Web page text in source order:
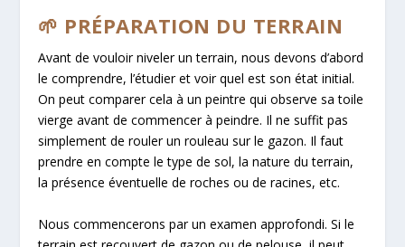
🌱 PRÉPARATION DU TERRAIN
Avant de vouloir niveler un terrain, nous devons d’abord
le comprendre, l’étudier et voir quel est son état initial.
On peut comparer cela à un peintre qui observe sa toile
vierge avant de commencer à peindre. Il ne suffit pas
simplement de rouler un rouleau sur le gazon. Il faut
prendre en compte le type de sol, la nature du terrain,
la présence éventuelle de roches ou de racines, etc.
Nous commencerons par un examen approfondi. Si le